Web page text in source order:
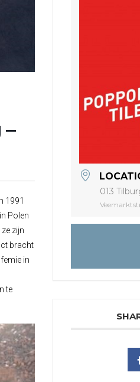
–
1991
Polen
zijn
bracht
in
te
013